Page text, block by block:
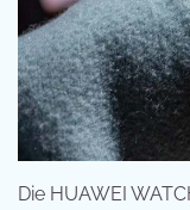
Die HUAWEI